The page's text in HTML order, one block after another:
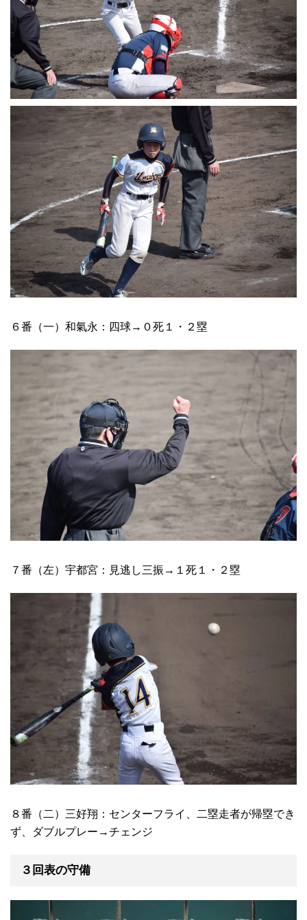
６番（一）和氣永：四球→０死１・２塁
７番（左）宇都宮：見逃し三振→１死１・２塁
８番（二）三好翔：センターフライ、二塁走者が帰塁でき
ず、ダブルプレー→チェンジ
３回表の守備